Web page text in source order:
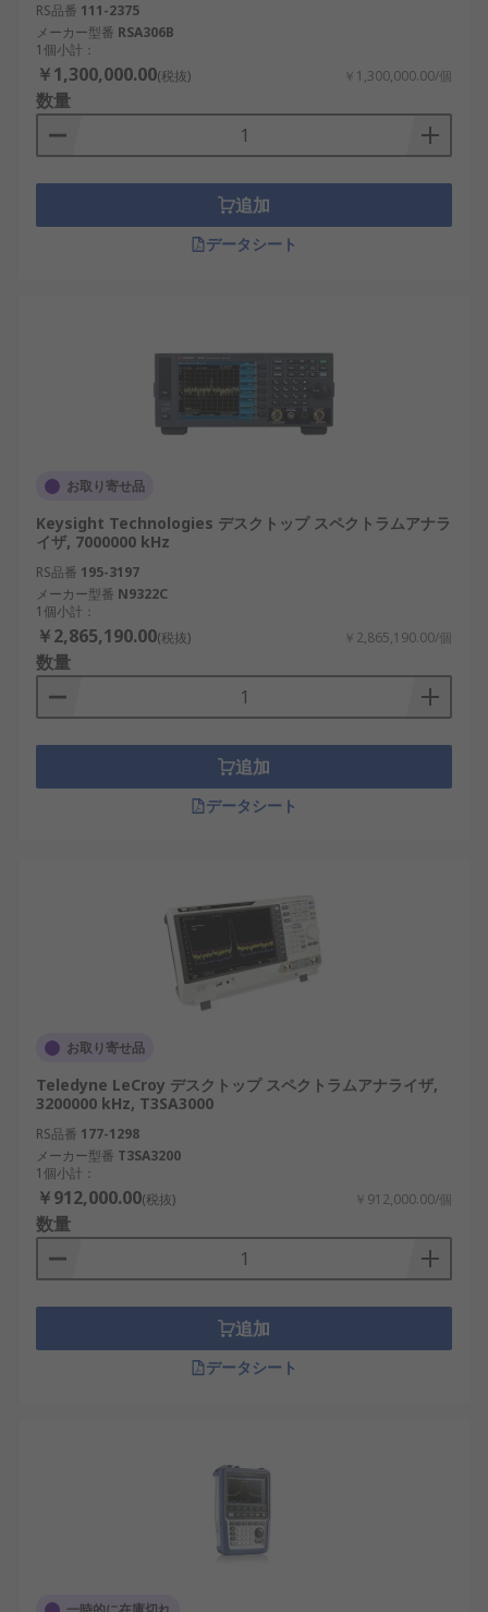
RS品番 111-2375
メーカー型番 RSA306B
1個小計：
￥1,300,000.00(税抜) ￥1,300,000.00/個
数量
追加
データシート
お取り寄せ品
Keysight Technologies デスクトップ スペクトラムアナラ
イザ, 7000000 kHz
RS品番 195-3197
メーカー型番 N9322C
1個小計：
￥2,865,190.00(税抜) ￥2,865,190.00/個
数量
追加
データシート
お取り寄せ品
Teledyne LeCroy デスクトップ スペクトラムアナライザ,
3200000 kHz, T3SA3000
RS品番 177-1298
メーカー型番 T3SA3200
1個小計：
￥912,000.00(税抜) ￥912,000.00/個
数量
追加
データシート